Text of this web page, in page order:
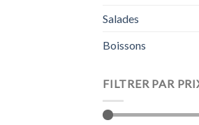
Salades
Boissons
FILTRER PAR